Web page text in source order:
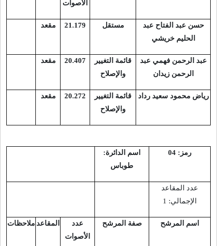
الأصوات
حسن عبد الفتاح عبد
الحليم خريشي
مستقل 21.179 مقعد
عبد الرحمن فهمي عبد
الرحمن زيدان
قائمة التغيير
والإصلاح
20.407 مقعد
رياض محمود سعيد رداد
قائمة التغيير
والإصلاح
20.272 مقعد
رمز: 04
اسم الدائرة:
طوباس
عدد المقاعد
الإجمالي: 1
اسم المرشح صفة المرشح
عدد
الأصوات
المقاعد ملاحظات